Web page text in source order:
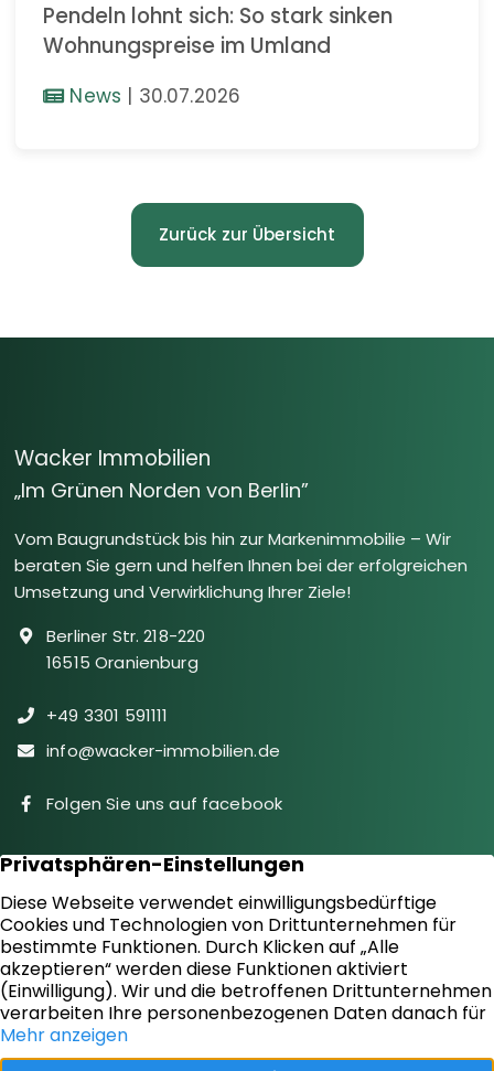
Pendeln lohnt sich: So stark sinken
Wohnungspreise im Umland
News | 30.07.2026
Zurück zur Übersicht
Wacker Immobilien
„Im Grünen Norden von Berlin”
Vom Baugrundstück bis hin zur Markenimmobilie – Wir
beraten Sie gern und helfen Ihnen bei der erfolgreichen
Umsetzung und Verwirklichung Ihrer Ziele!
Berliner Str. 218-220
16515 Oranienburg
+49 3301 591111
info@wacker-immobilien.de
Folgen Sie uns auf facebook
Immobilien
Downloads
Diensteistungen
Aktuelles
Sie suchen
Kontakt
Sie bieten an
Impressum
Kundenstimmen